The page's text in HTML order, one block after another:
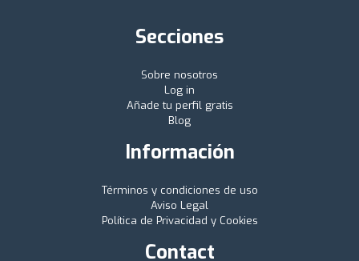
Secciones
Sobre nosotros
Log in
Añade tu perfil gratis
Blog
Información
Términos y condiciones de uso
Aviso Legal
Política de Privacidad y Cookies
Contact